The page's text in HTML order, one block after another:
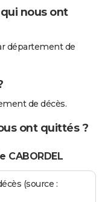
nous ont
département de
de décès.
ont quittés ?
(source :